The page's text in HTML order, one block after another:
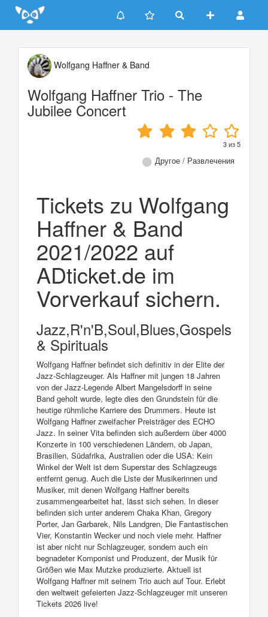
Update cookies preferences
Wolfgang Haffner & Band
Wolfgang Haffner Trio - The
Jubilee Concert
3из5
Другое / Развлечения
Tickets zu Wolfgang
Haffner & Band
2021/2022 auf
ADticket.de im
Vorverkauf sichern.
Jazz,R'n'B,Soul,Blues,Gospels
& Spirituals
Wolfgang Haffner befindet sich definitiv in der Elite der
Jazz-Schlagzeuger. Als Haffner mit jungen 18 Jahren
von der Jazz-Legende Albert Mangelsdorff in seine
Band geholt wurde, legte dies den Grundstein für die
heutige rühmliche Karriere des Drummers. Heute ist
Wolfgang Haffner zweifacher Preisträger des ECHO
Jazz. In seiner Vita befinden sich außerdem über 4000
Konzerte in 100 verschiedenen Ländern, ob Japan,
Brasilien, Südafrika, Australien oder die USA: Kein
Winkel der Welt ist dem Superstar des Schlagzeugs
entfernt genug. Auch die Liste der Musikerinnen und
Musiker, mit denen Wolfgang Haffner bereits
zusammengearbeitet hat, lässt sich sehen. In dieser
befinden sich unter anderem Chaka Khan, Gregory
Porter, Jan Garbarek, Nils Landgren, Die Fantastischen
Vier, Konstantin Wecker und noch viele mehr. Haffner
ist aber nicht nur Schlagzeuger, sondern auch ein
begnadeter Komponist und Produzent, der Musik für
Größen wie Max Mutzke produzierte. Aktuell ist
Wolfgang Haffner mit seinem Trio auch auf Tour. Erlebt
den weltweit gefeierten Jazz-Schlagzeuger mit unseren
Tickets 2026 live!